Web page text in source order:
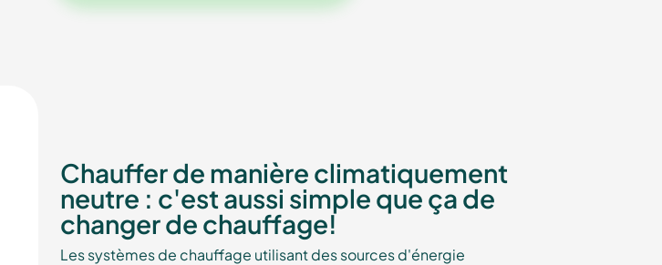
Chauffer de manière climatiquement
neutre : c'est aussi simple que ça de
changer de chauffage!
Les systèmes de chauffage utilisant des sources d'énergie